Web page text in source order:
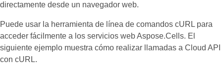
directamente desde un navegador web.
Puede usar la herramienta de línea de comandos cURL para
acceder fácilmente a los servicios web Aspose.Cells. El
siguiente ejemplo muestra cómo realizar llamadas a Cloud API
con cURL.